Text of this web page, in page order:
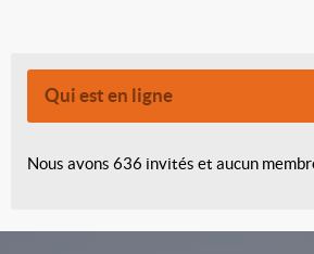
Qui est en ligne
Nous avons 636 invités et aucun